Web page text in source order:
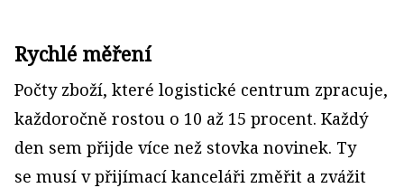
Rychlé měření
Počty zboží, které logistické centrum zpracuje,
každoročně rostou o 10 až 15 procent. Každý
den sem přijde více než stovka novinek. Ty
se musí v přijímací kanceláři změřit a zvážit